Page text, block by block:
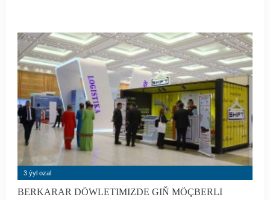
diregi, haly – gyzyň ýüregi”, “At kişňeşip tanyşar, adam
sözleşip”, “At agynan ýerde toý bolar” ýaly dana
dürdäneleri döredipdirler.
3 ýyl ozal
BERKARAR DÖWLETIMIZDE GIŇ MÖÇBERLI